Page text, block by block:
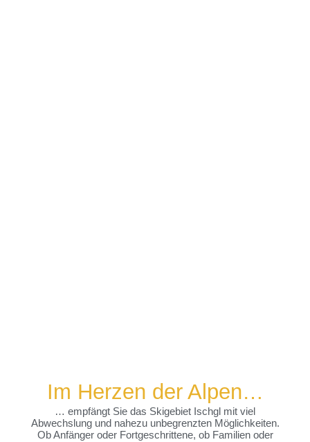
Im Herzen der Alpen…
… empfängt Sie das Skigebiet Ischgl mit viel
Abwechslung und nahezu unbegrenzten Möglichkeiten.
Ob Anfänger oder Fortgeschrittene, ob Familien oder